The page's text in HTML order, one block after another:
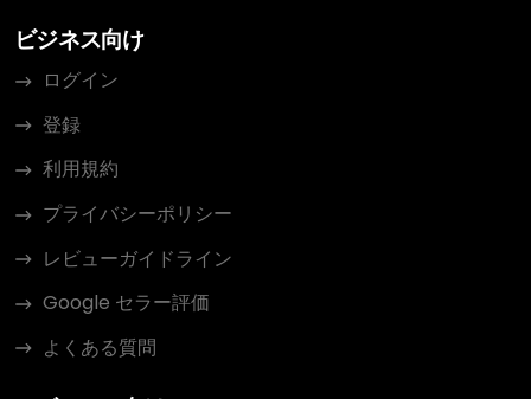
ビジネス向け
ログイン
登録
利用規約
プライバシーポリシー
レビューガイドライン
Google セラー評価
よくある質問